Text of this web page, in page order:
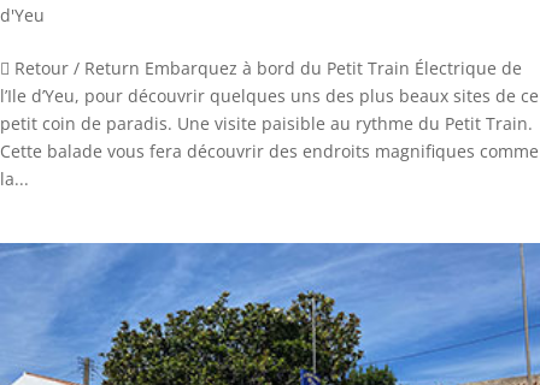
d'Yeu
 Retour / Return Embarquez à bord du Petit Train Électrique de
l’Ile d’Yeu, pour découvrir quelques uns des plus beaux sites de ce
petit coin de paradis. Une visite paisible au rythme du Petit Train.
Cette balade vous fera découvrir des endroits magnifiques comme
la...